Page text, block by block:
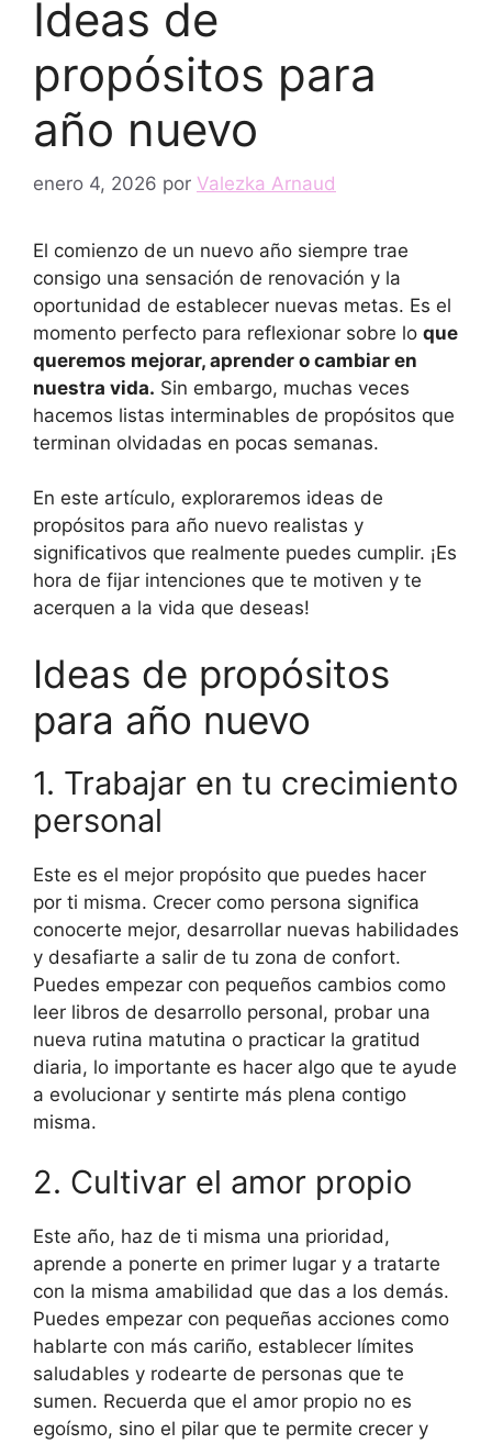
Ideas de
propósitos para
año nuevo
enero 4, 2026 por Valezka Arnaud
El comienzo de un nuevo año siempre trae
consigo una sensación de renovación y la
oportunidad de establecer nuevas metas. Es el
momento perfecto para reflexionar sobre lo que
queremos mejorar, aprender o cambiar en
nuestra vida. Sin embargo, muchas veces
hacemos listas interminables de propósitos que
terminan olvidadas en pocas semanas.
En este artículo, exploraremos ideas de
propósitos para año nuevo realistas y
significativos que realmente puedes cumplir. ¡Es
hora de fijar intenciones que te motiven y te
acerquen a la vida que deseas!
Ideas de propósitos
para año nuevo
1. Trabajar en tu crecimiento
personal
Este es el mejor propósito que puedes hacer
por ti misma. Crecer como persona significa
conocerte mejor, desarrollar nuevas habilidades
y desafiarte a salir de tu zona de confort.
Puedes empezar con pequeños cambios como
leer libros de desarrollo personal, probar una
nueva rutina matutina o practicar la gratitud
diaria, lo importante es hacer algo que te ayude
a evolucionar y sentirte más plena contigo
misma.
2. Cultivar el amor propio
Este año, haz de ti misma una prioridad,
aprende a ponerte en primer lugar y a tratarte
con la misma amabilidad que das a los demás.
Puedes empezar con pequeñas acciones como
hablarte con más cariño, establecer límites
saludables y rodearte de personas que te
sumen. Recuerda que el amor propio no es
egoísmo, sino el pilar que te permite crecer y